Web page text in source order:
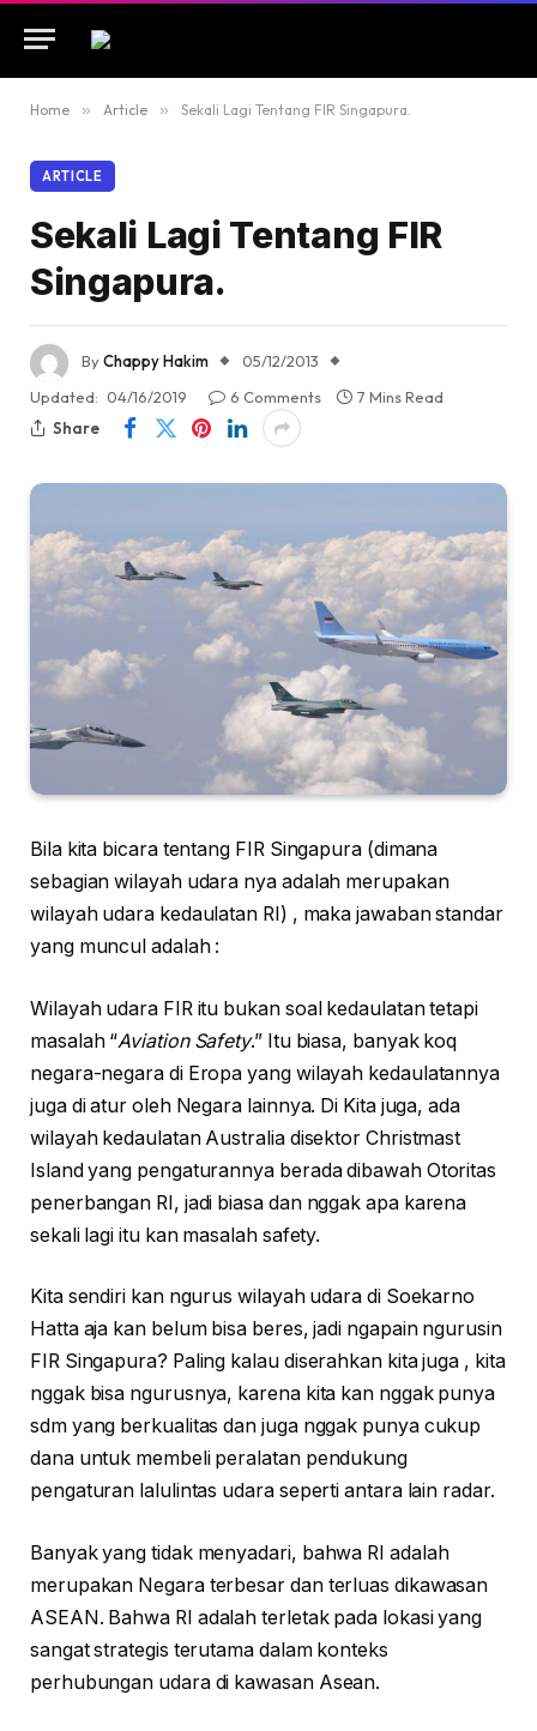
Home » Article » Sekali Lagi Tentang FIR Singapura.
ARTICLE
Sekali Lagi Tentang FIR
Singapura.
ByChappy Hakim
05/12/2013
Updated: 04/16/2019 6 Comments
7 Mins Read
Share
Bila kita bicara tentang FIR Singapura (dimana
sebagian wilayah udara nya adalah merupakan
wilayah udara kedaulatan RI) , maka jawaban standar
yang muncul adalah :
Wilayah udara FIR itu bukan soal kedaulatan tetapi
masalah “Aviation Safety.” Itu biasa, banyak koq
negara-negara di Eropa yang wilayah kedaulatannya
juga di atur oleh Negara lainnya. Di Kita juga, ada
wilayah kedaulatan Australia disektor Christmast
Island yang pengaturannya berada dibawah Otoritas
penerbangan RI, jadi biasa dan nggak apa karena
sekali lagi itu kan masalah safety.
Kita sendiri kan ngurus wilayah udara di Soekarno
Hatta aja kan belum bisa beres, jadi ngapain ngurusin
FIR Singapura? Paling kalau diserahkan kita juga , kita
nggak bisa ngurusnya, karena kita kan nggak punya
sdm yang berkualitas dan juga nggak punya cukup
dana untuk membeli peralatan pendukung
pengaturan lalulintas udara seperti antara lain radar.
Banyak yang tidak menyadari, bahwa RI adalah
merupakan Negara terbesar dan terluas dikawasan
ASEAN. Bahwa RI adalah terletak pada lokasi yang
sangat strategis terutama dalam konteks
perhubungan udara di kawasan Asean.